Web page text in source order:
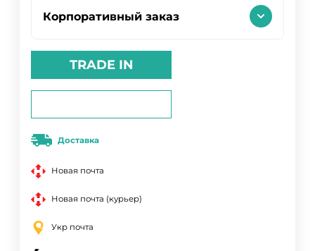
Корпоративный заказ
TRADE IN
Доставка
Новая почта
Новая почта (курьер)
Укр почта